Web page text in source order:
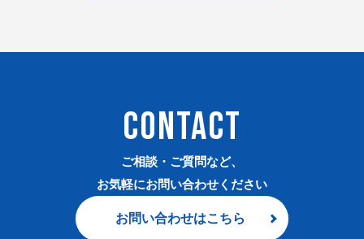
ご相談・ご質問など、
お気軽にお問い合わせください
CONTACT
お問い合わせはこちら